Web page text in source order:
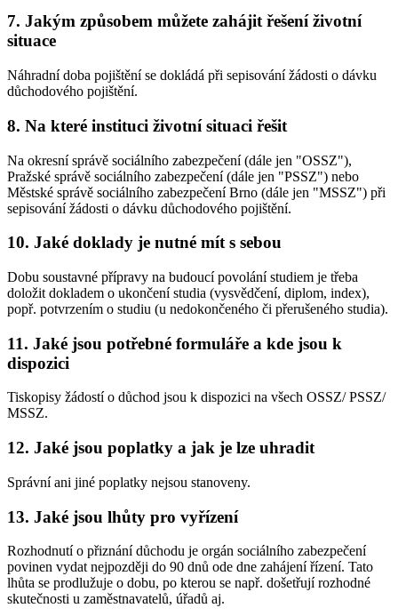
7. Jakým způsobem můžete zahájit řešení životní
situace
Náhradní doba pojištění se dokládá při sepisování žádosti o dávku
důchodového pojištění.
8. Na které instituci životní situaci řešit
Na okresní správě sociálního zabezpečení (dále jen "OSSZ"),
Pražské správě sociálního zabezpečení (dále jen "PSSZ") nebo
Městské správě sociálního zabezpečení Brno (dále jen "MSSZ") při
sepisování žádosti o dávku důchodového pojištění.
10. Jaké doklady je nutné mít s sebou
Dobu soustavné přípravy na budoucí povolání studiem je třeba
doložit dokladem o ukončení studia (vysvědčení, diplom, index),
popř. potvrzením o studiu (u nedokončeného či přerušeného studia).
11. Jaké jsou potřebné formuláře a kde jsou k
dispozici
Tiskopisy žádostí o důchod jsou k dispozici na všech OSSZ/ PSSZ/
MSSZ.
12. Jaké jsou poplatky a jak je lze uhradit
Správní ani jiné poplatky nejsou stanoveny.
13. Jaké jsou lhůty pro vyřízení
Rozhodnutí o přiznání důchodu je orgán sociálního zabezpečení
povinen vydat nejpozději do 90 dnů ode dne zahájení řízení. Tato
lhůta se prodlužuje o dobu, po kterou se např. došetřují rozhodné
skutečnosti u zaměstnavatelů, úřadů aj.